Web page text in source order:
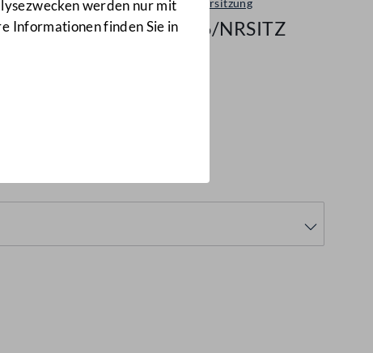
werden nur mit
Informationen finden Sie in
Plenarsitzung
196/NRSITZ